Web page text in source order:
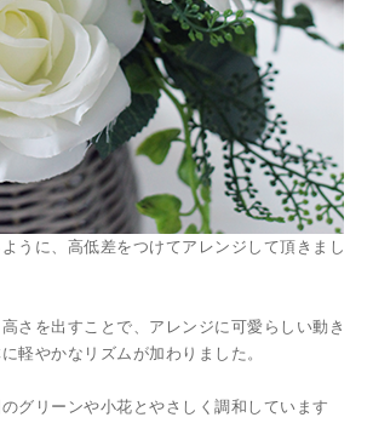
うに、高低差をつけてアレンジして頂きまし
さを出すことで、アレンジに可愛らしい動き
軽やかなリズムが加わりました。
グリーンや小花とやさしく調和しています